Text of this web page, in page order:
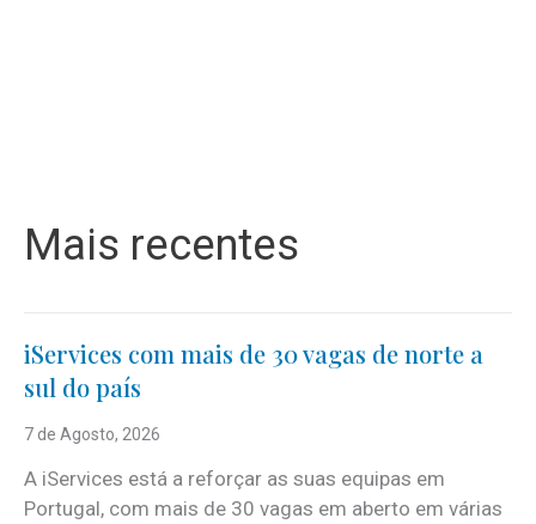
Mais recentes
iServices com mais de 30 vagas de norte a
sul do país
7 de Agosto, 2026
A iServices está a reforçar as suas equipas em
Portugal, com mais de 30 vagas em aberto em várias